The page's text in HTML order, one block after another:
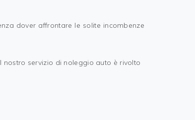
dover affrontare le solite incombenze
servizio di noleggio auto è rivolto